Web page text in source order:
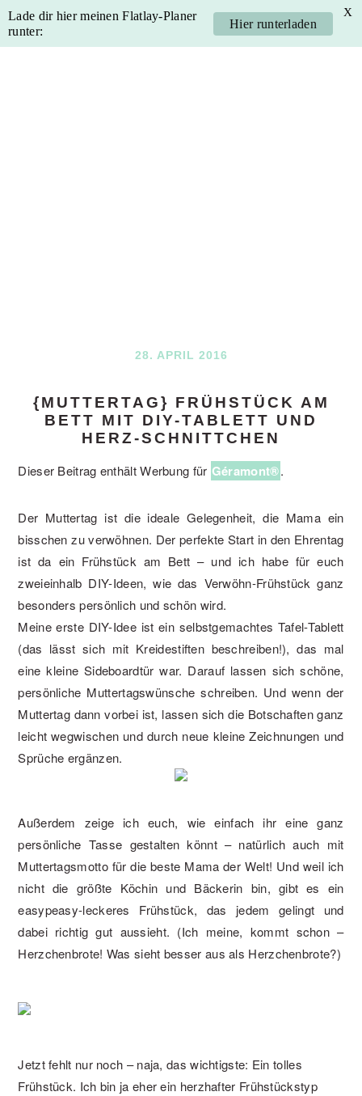
Skip
Skip
Skip
Skip
28. APRIL 2016
{MUTTERTAG} FRÜHSTÜCK AM
BETT MIT DIY-TABLETT UND
HERZ-SCHNITTCHEN
Dieser Beitrag enthält Werbung für Géramont®.
Der Muttertag ist die ideale Gelegenheit, die Mama ein
bisschen zu verwöhnen. Der perfekte Start in den Ehrentag
ist da ein Frühstück am Bett – und ich habe für euch
zweieinhalb DIY-Ideen, wie das Verwöhn-Frühstück ganz
besonders persönlich und schön wird.
Meine erste DIY-Idee ist ein selbstgemachtes Tafel-Tablett
(das lässt sich mit Kreidestiften beschreiben!), das mal
eine kleine Sideboardtür war. Darauf lassen sich schöne,
persönliche Muttertagswünsche schreiben. Und wenn der
Muttertag dann vorbei ist, lassen sich die Botschaften ganz
leicht wegwischen und durch neue kleine Zeichnungen und
Sprüche ergänzen.
Außerdem zeige ich euch, wie einfach ihr eine ganz
persönliche Tasse gestalten könnt – natürlich auch mit
Muttertagsmotto für die beste Mama der Welt! Und weil ich
nicht die größte Köchin und Bäckerin bin, gibt es ein
easypeasy-leckeres Frühstück, das jedem gelingt und
dabei richtig gut aussieht. (Ich meine, kommt schon –
Herzchenbrote! Was sieht besser aus als Herzchenbrote?)
Jetzt fehlt nur noch – naja, das wichtigste: Ein tolles
Frühstück. Ich bin ja eher ein herzhafter Frühstückstyp
Lade dir hier meinen Flatlay-Planer
runter:
Hier runterladen
X